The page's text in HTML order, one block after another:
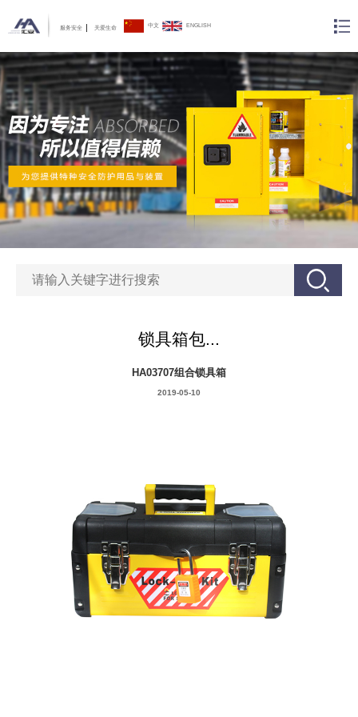
服务安全 关爱生命 中文 ENGLISH
锁具箱包...
HA03707组合锁具箱
2019-05-10